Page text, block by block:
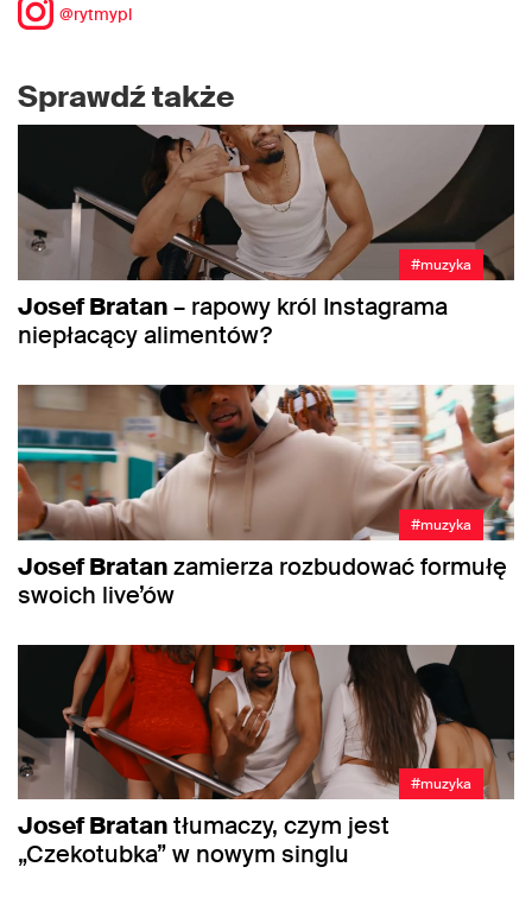
@rytmypl
Sprawdź także
#muzyka
Josef Bratan– rapowy król Instagrama
niepłacący alimentów?
#muzyka
Josef Bratanzamierza rozbudować formułę
swoich live’ów
#muzyka
Josef Bratantłumaczy, czym jest
„Czekotubka” w nowym singlu